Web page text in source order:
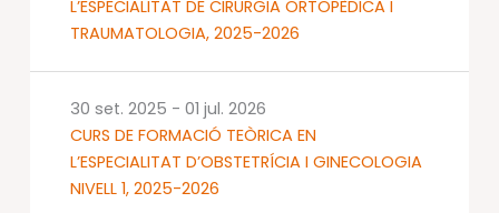
L’ESPECIALITAT DE CIRURGIA ORTOPÈDICA I
TRAUMATOLOGIA, 2025-2026
CURS DE FORMACIÓ TEÒRICA EN
L’ESPECIALITAT D’OBSTETRÍCIA I GINECOLOGIA
NIVELL 1, 2025-2026
30 set. 2025 - 01 jul. 2026